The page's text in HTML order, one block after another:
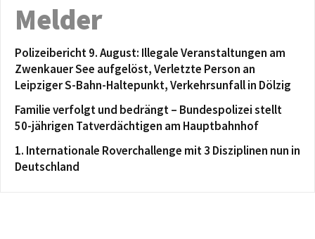
Melder
Polizeibericht 9. August: Illegale Veranstaltungen am
Zwenkauer See aufgelöst, Verletzte Person an
Leipziger S-Bahn-Haltepunkt, Verkehrsunfall in Dölzig
Familie verfolgt und bedrängt – Bundespolizei stellt
50-jährigen Tatverdächtigen am Hauptbahnhof
1. Internationale Roverchallenge mit 3 Disziplinen nun in
Deutschland